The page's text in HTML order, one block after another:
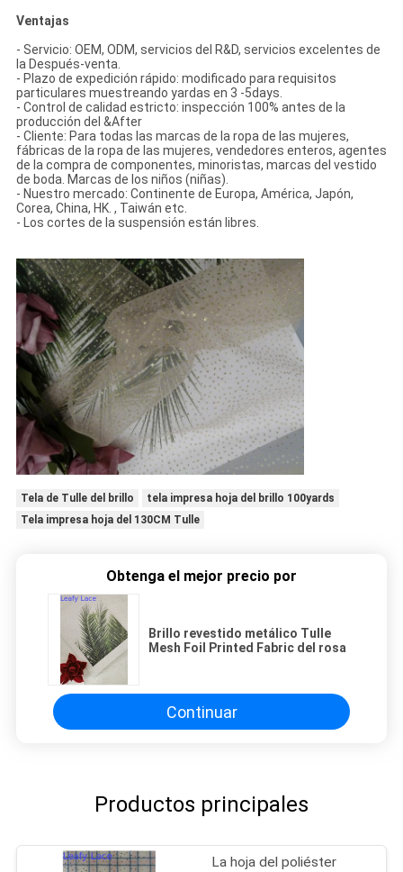
Ventajas
- Servicio: OEM, ODM, servicios del R&D, servicios excelentes de
la Después-venta.
- Plazo de expedición rápido: modificado para requisitos
particulares muestreando yardas en 3 -5days.
- Control de calidad estricto: inspección 100% antes de la
producción del &After
- Cliente: Para todas las marcas de la ropa de las mujeres,
fábricas de la ropa de las mujeres, vendedores enteros, agentes
de la compra de componentes, minoristas, marcas del vestido
de boda. Marcas de los niños (niñas).
- Nuestro mercado: Continente de Europa, América, Japón,
Corea, China, HK. , Taiwán etc.
- Los cortes de la suspensión están libres.
Tela de Tulle del brillo
tela impresa hoja del brillo 100yards
Tela impresa hoja del 130CM Tulle
Obtenga el mejor precio por
Brillo revestido metálico Tulle
Mesh Foil Printed Fabric del rosa
Continuar
Productos principales
La hoja del poliéster